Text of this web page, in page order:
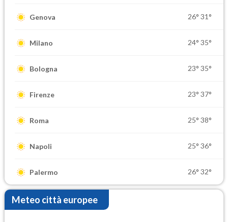
Genova 26° 31°
Milano 24° 35°
Bologna 23° 35°
Firenze 23° 37°
Roma 25° 38°
Napoli 25° 36°
Palermo 26° 32°
Meteo città europee